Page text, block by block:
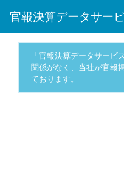
官報決算データサー
「官報決算データサービ
関係がなく、当社が官報
ております。